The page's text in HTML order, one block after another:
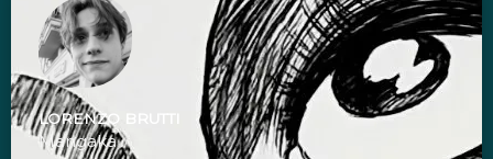
LORENZO BRUTTI
Mangaka